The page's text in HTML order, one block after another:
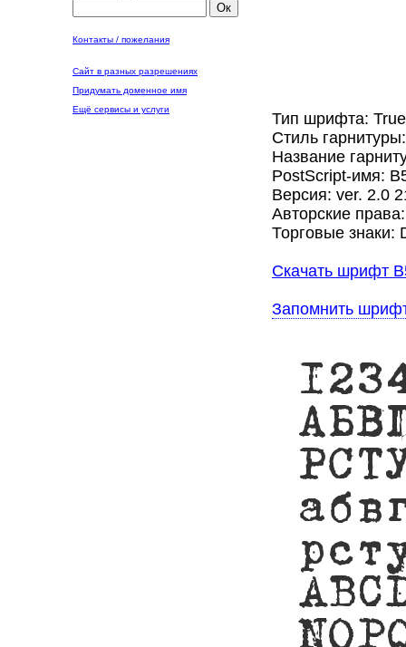
Ок
Контакты / пожелания
Сайт в разных разрешениях
Придумать доменное имя
Ещё сервисы и услуги
Тип шрифта:
Стиль
Название
PostScript-имя:
Версия: ver. 2.0
Авторские
Торговые знаки:
Скачать шрифт
Запомнить